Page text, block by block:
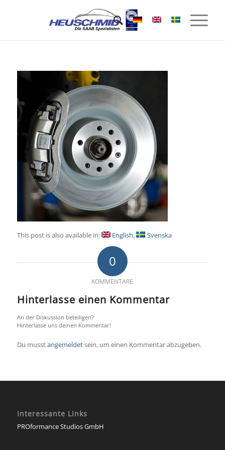
This post is also available in: English Svenska
0
KOMMENTARE
Hinterlasse einen Kommentar
An der Diskussion beteiligen?
Hinterlasse uns deinen Kommentar!
Du musstangemeldetsein, um einen Kommentar abzugeben.
Interessante Links
PROformance Studios GmbH